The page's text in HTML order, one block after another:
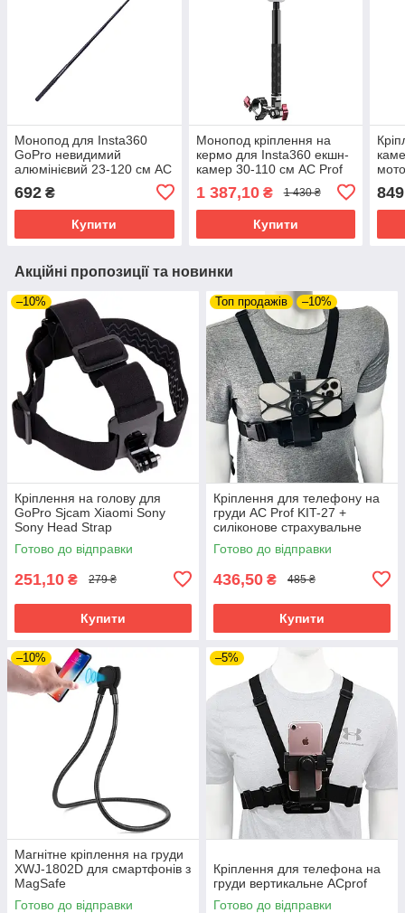
Монопод для Insta360
GoPro невидимий
алюмінієвий 23-120 см AC
692 ₴
Купити
Монопод кріплення на
кермо для Insta360 екшн-
камер 30-110 см AC Prof
1 387,10₴ 1 430 ₴
Купити
46
849
Акційні пропозиції та новинки
–10%
Кріплення на голову для
GoPro Sjcam Xiaomi Sony
Sony Head Strap
Готово до відправки
251,10 ₴ 279 ₴
Купити
Топ продажів –10%
Кріплення для телефону на
груди AC Prof KIT-27 +
силіконове страхувальне
кріплення
Готово до відправки
436,50 ₴ 485 ₴
Купити
–10%
Магнітне кріплення на груди
XWJ-1802D для смартфонів з
MagSafe
Готово до відправки
–5%
Кріплення для телефона на
груди вертикальне ACprof
Готово до відправки